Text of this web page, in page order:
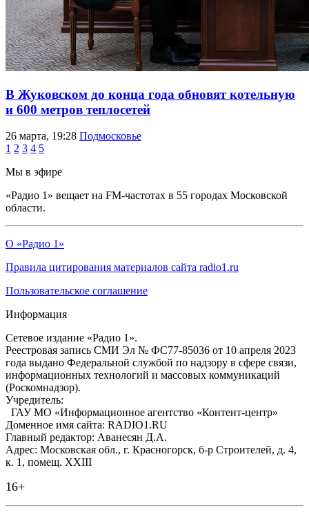
В Жуковском до конца года обновят котельную
и 600 метров теплосетей
26 марта, 19:28 Подмосковье
1 2 3 4 5
Мы в эфире
«Радио 1» вещает на FM-частотах в 55 городах Московской
области.
О «Радио 1»
Правила цитирования материалов сайта radio1.ru
Пользовательское соглашение
Информация
Сетевое издание «Радио 1».
Реестровая запись СМИ Эл № ФС77-85036 от 10 апреля 2023
года выдано Федеральной службой по надзору в сфере связи,
информационных технологий и массовых коммуникаций
(Роскомнадзор).
Учредитель:
ГАУ МО «Информационное агентство «Контент-центр»
Доменное имя сайта: RADIO1.RU
Главный редактор: Аванесян Д.А.
Адрес: Московская обл., г. Красногорск, б-р Строителей, д. 4,
к. 1, помещ. XXIII
16+